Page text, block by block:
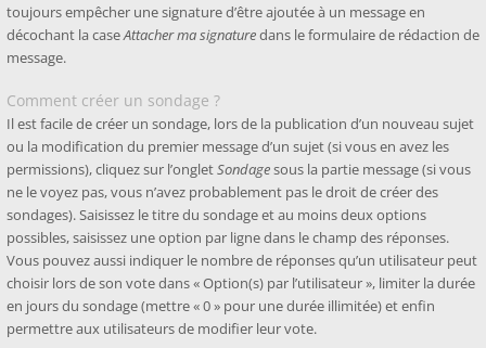
toujours empêcher une signature d’être ajoutée à un message en
décochant la caseAttacher ma signaturedans le formulaire de rédaction de
message.
Comment créer un sondage ?
Il est facile de créer un sondage, lors de la publication d’un nouveau sujet
ou la modification du premier message d’un sujet (si vous en avez les
permissions), cliquez sur l’ongletSondagesous la partie message (si vous
ne le voyez pas, vous n’avez probablement pas le droit de créer des
sondages). Saisissez le titre du sondage et au moins deux options
possibles, saisissez une option par ligne dans le champ des réponses.
Vous pouvez aussi indiquer le nombre de réponses qu’un utilisateur peut
choisir lors de son vote dans « Option(s) par l’utilisateur », limiter la durée
en jours du sondage (mettre « 0 » pour une durée illimitée) et enfin
permettre aux utilisateurs de modifier leur vote.